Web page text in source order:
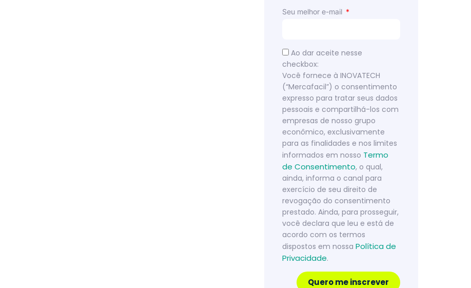
Seu melhor e-mail
Ao dar aceite nesse
checkbox:
Você fornece à INOVATECH
(“Mercafacil”) o consentimento
expresso para tratar seus dados
pessoais e compartilhá-los com
empresas de nosso grupo
econômico, exclusivamente
para as finalidades e nos limites
informados em nosso Termo
de Consentimento, o qual,
ainda, informa o canal para
exercício de seu direito de
revogação do consentimento
prestado. Ainda, para prosseguir,
você declara que leu e está de
acordo com os termos
dispostos em nossa Política de
Privacidade.
Quero me inscrever